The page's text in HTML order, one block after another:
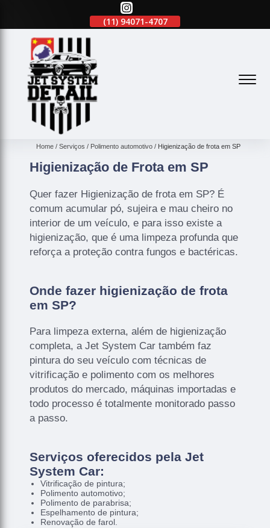
(11) 94071-4707 (11)
Home Serviços Polimento automotivo Higienização de frota em SP
Higienização de Frota em SP
Quer fazer Higienização de frota em SP? É
comum acumular pó, sujeira e mau cheiro no
interior de um veículo, e para isso existe a
higienização, que é uma limpeza profunda que
reforça a proteção contra fungos e bactéricas.
Onde fazer higienização de frota
em SP?
Para limpeza externa, além de higienização
completa, a Jet System Car também faz
pintura do seu veículo com técnicas de
vitrificação e polimento com os melhores
produtos do mercado, máquinas importadas e
todo processo é totalmente monitorado passo
a passo.
Serviços oferecidos pela Jet
System Car:
Vitrificação de pintura;
Polimento automotivo;
Polimento de parabrisa;
Espelhamento de pintura;
Renovação de farol.